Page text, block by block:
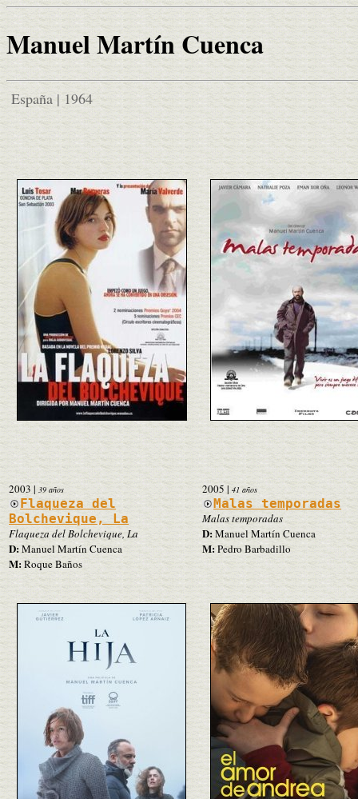
Manuel Martín Cuenca
España | 1964
2003 | 39 años
Flaqueza del
Bolchevique, La
Flaqueza del Bolchevique, La
D:Manuel Martín Cuenca
M:Roque Baños
2005 | 41 años
Malas temporadas
Malas temporadas
D:Manuel Martín Cuenca
M:Pedro Barbadillo